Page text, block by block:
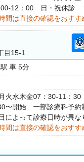
12：00 日・祝休診
間は直接の確認をおすす
目15-1
車 5分
火水木金07：30-11：
〜開始 一部診療科予
よって診療日時が異な
間は直接の確認をおすす